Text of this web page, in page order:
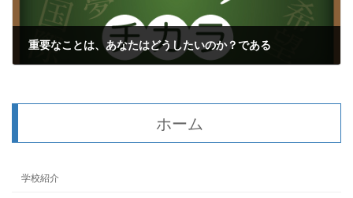
重要なことは、あなたはどうしたいのか？である
ホーム
学校紹介